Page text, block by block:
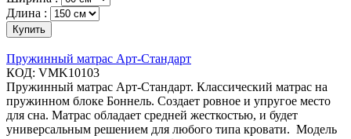
Длина :
Купить
Пружинный матрас Арт-Стандарт
КОД: VMK10103
Пружинный матрас Арт-Стандарт. Классический матрас на
пружинном блоке Боннель. Создает ровное и упругое место
для сна. Матрас обладает средней жесткостью, и будет
универсальным решением для любого типа кровати. Модель